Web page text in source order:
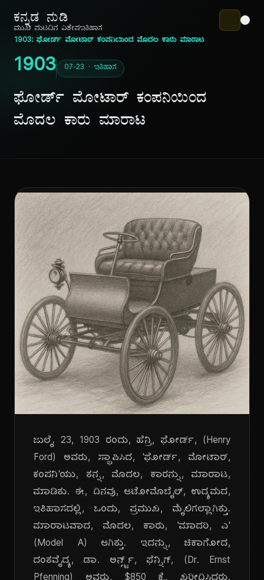
ಕನ್ನಡ ನುಡಿ
ಮುಖ ಪುಟದಿನ ವಿಶೇಷಇತಿಹಾಸ
1903: ಫೋರ್ಡ್ ಮೋಟಾರ್ ಕಂಪನಿಯಿಂದ ಮೊದಲ ಕಾರು ಮಾರಾಟ
1903 07-23 · ಇತಿಹಾಸ
ಫೋರ್ಡ್ ಮೋಟಾರ್ ಕಂಪನಿಯಿಂದ
ಮೊದಲ ಕಾರು ಮಾರಾಟ
ಜುಲೈ 23, 1903 ರಂದು, ಹೆನ್ರಿ, ಫೋರ್ಡ್, (Henry
Ford) ಅವರು, ಸ್ಥಾಪಿಸಿದ, 'ಫೋರ್ಡ್, ಮೋಟಾರ್,
ಕಂಪನಿ'ಯು, ತನ್ನ, ಮೊದಲ, ಕಾರನ್ನು, ಮಾರಾಟ,
ಮಾಡಿತು. ಈ, ದಿನವು, ಆಟೋಮೊಬೈಲ್, ಉದ್ಯಮದ,
ಇತಿಹಾಸದಲ್ಲಿ, ಒಂದು, ಪ್ರಮುಖ, ಮೈಲಿಗಲ್ಲಾಗಿತ್ತು.
ಮಾರಾಟವಾದ, ಮೊದಲ, ಕಾರು, 'ಮಾದರಿ, ಎ'
(Model A) ಆಗಿತ್ತು. ಇದನ್ನು, ಚಿಕಾಗೋದ,
ದಂತವೈದ್ಯ, ಡಾ. ಅರ್ನ್ಸ್ಟ್, ಫೆನ್ನಿಗ್, (Dr. Ernst